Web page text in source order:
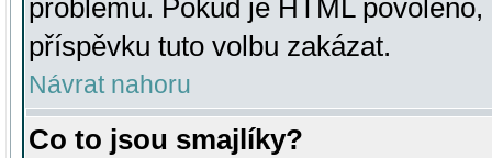
problémů. Pokud je HTML
příspěvku tuto volbu zakázat.
Návrat nahoru
Co to jsou smajlíky?